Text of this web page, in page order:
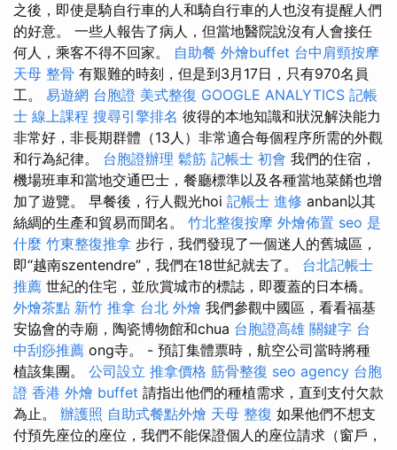
之後，即使是騎自行車的人和騎自行車的人也沒有提醒人們
的好意。 一些人報告了病人，但當地醫院說沒有人會接任
何人，乘客不得不回家。 自助餐 外燴buffet 台中肩頸按摩
天母 整骨 有艱難的時刻，但是到3月17日，只有970名員
工。 易遊網 台胞證 美式整復 GOOGLE ANALYTICS 記帳
士 線上課程 搜尋引擎排名 彼得的本地知識和狀況解決能力
非常好，非長期群體（13人）非常適合每個程序所需的外觀
和行為紀律。 台胞證辦理 鬆筋 記帳士 初會 我們的住宿，
機場班車和當地交通巴士，餐廳標準以及各種當地菜餚也增
加了遊覽。 早餐後，行人觀光hoi 記帳士 進修 anban以其
絲綢的生產和貿易而聞名。 竹北整復按摩 外燴佈置 seo 是
什麼 竹東整復推拿 步行，我們發現了一個迷人的舊城區，
即“越南szentendre”，我們在18世紀就去了。 台北記帳士
推薦 世紀的住宅，並欣賞城市的標誌，即覆蓋的日本橋。
外燴茶點 新竹 推拿 台北 外燴 我們參觀中國區，看看福基
安協會的寺廟，陶瓷博物館和chua 台胞證高雄 關鍵字 台
中刮痧推薦 ong寺。 - 預訂集體票時，航空公司當時將種
植該集團。 公司設立 推拿價格 筋骨整復 seo agency 台胞
證 香港 外燴 buffet 請指出他們的種植需求，直到支付欠款
為止。 辦護照 自助式餐點外燴 天母 整復 如果他們不想支
付預先座位的座位，我們不能保證個人的座位請求（窗戶，